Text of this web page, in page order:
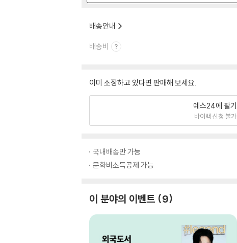
배송안내
배송비
이미 소장하고 있다면 판매해 보세요.
예스24에 팔기
바이백 신청 불가
국내배송만 가능
문화비소득공제 가능
이 분야의 이벤트 9